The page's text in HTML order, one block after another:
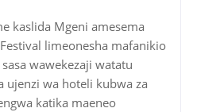
kaslida Mgeni amesema
limeonesha mafanikio
wawekezaji watatu
ujenzi wa hoteli kubwa za
katika maeneo